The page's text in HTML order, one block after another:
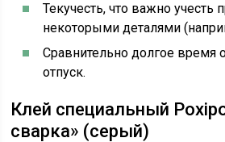
Текучесть, что важно учесть
некоторыми деталями
Сравнительно долгое время
отпуск.
Клей специальный
сварка» (серый)